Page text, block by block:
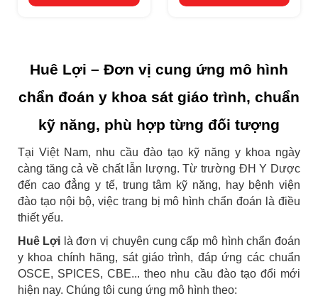
Huê Lợi – Đơn vị cung ứng mô hình
chẩn đoán y khoa sát giáo trình, chuẩn
kỹ năng, phù hợp từng đối tượng
Tại Việt Nam, nhu cầu đào tạo kỹ năng y khoa ngày
càng tăng cả về chất lẫn lượng. Từ trường ĐH Y Dược
đến cao đẳng y tế, trung tâm kỹ năng, hay bệnh viện
đào tạo nội bộ, việc trang bị mô hình chẩn đoán là điều
thiết yếu.
Huê Lợi là đơn vị chuyên cung cấp mô hình chẩn đoán
y khoa chính hãng, sát giáo trình, đáp ứng các chuẩn
OSCE, SPICES, CBE... theo nhu cầu đào tạo đổi mới
hiện nay. Chúng tôi cung ứng mô hình theo: